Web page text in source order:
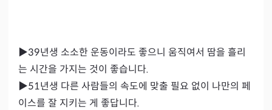
▶39년생 소소한 운동이라도 좋으니 움직여서 땀을 흘리
는 시간을 가지는 것이 좋습니다.
▶51년생 다른 사람들의 속도에 맞출 필요 없이 나만의 페
이스를 잘 지키는 게 좋답니다.